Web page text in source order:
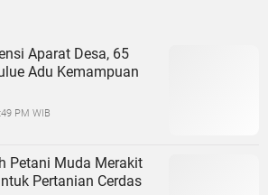
Aparat Desa, 65
Adu Kemampuan
PM WIB
Petani Muda Merakit
Pertanian Cerdas